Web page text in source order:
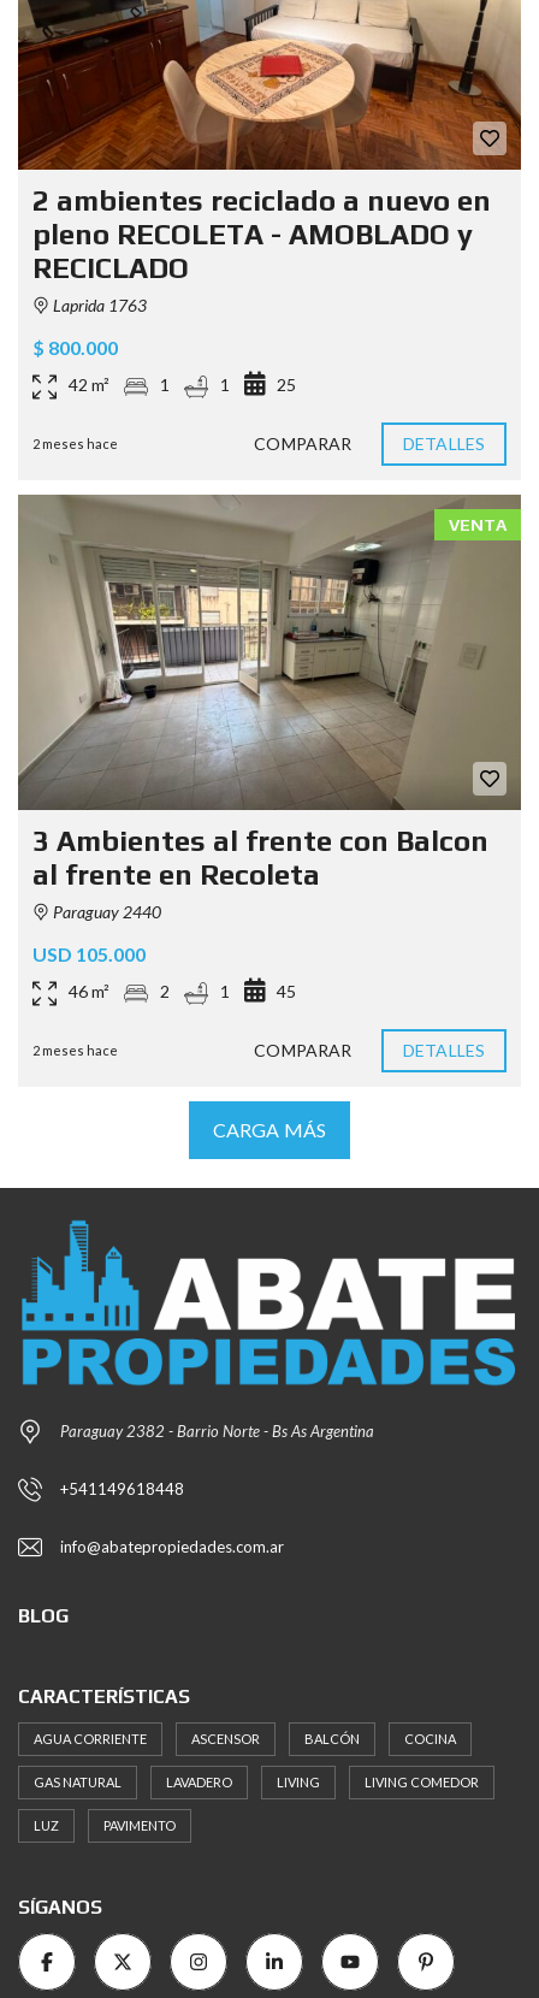
2 ambientes reciclado a nuevo en
pleno RECOLETA - AMOBLADO y
RECICLADO
Laprida 1763
$ 800.000
42 m² 1 1 25
2 meses hace COMPARAR DETALLES
VENTA
3 Ambientes al frente con Balcon
al frente en Recoleta
Paraguay 2440
USD 105.000
46 m² 2 1 45
2 meses hace COMPARAR DETALLES
CARGA MÁS
Paraguay 2382 - Barrio Norte - Bs As Argentina
+541149618448
info@abatepropiedades.com.ar
BLOG
CARACTERÍSTICAS
AGUA CORRIENTE ASCENSOR BALCÓN COCINA
GAS NATURAL LAVADERO LIVING LIVING COMEDOR
LUZ PAVIMENTO
SÍGANOS